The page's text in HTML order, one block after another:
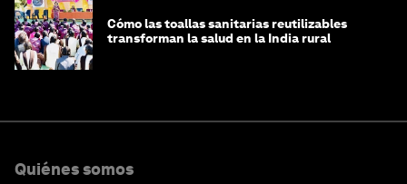
Cómo las toallas sanitarias reutilizables
transforman la salud en la India rural
Quiénes somos